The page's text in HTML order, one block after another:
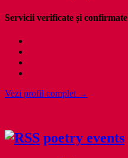
Servicii verificate și confirmate
Vezi profil complet →
poetry events